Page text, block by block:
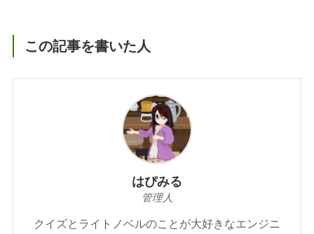
この記事を書いた人
はぴみる
管理人
クイズとライトノベルのことが大好きなエンジニ